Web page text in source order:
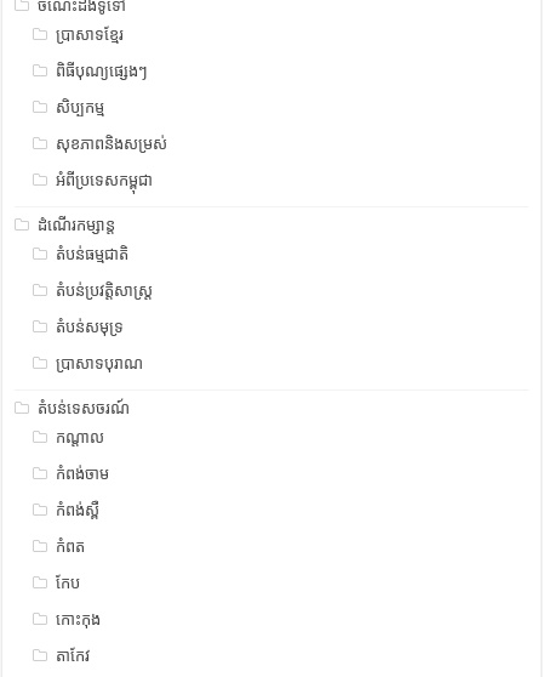
ចំណេះដឹងទូទៅ
ប្រាសាទខ្មែរ
ពិធីបុណ្យផ្សេងៗ
សិប្បកម្ម
សុខភាពនិងសម្រស់
អំពីប្រទេសកម្ពុជា
ដំណើរកម្សាន្ត
តំបន់ធម្មជាតិ
តំបន់ប្រវត្តិសាស្រ្ត
តំបន់សមុទ្រ
ប្រាសាទបុរាណ
តំបន់ទេសចរណ៍
កណ្តាល
កំពង់ចាម
កំពង់ស្ពឺ
កំពត
កែប
កោះកុង
តាកែវ